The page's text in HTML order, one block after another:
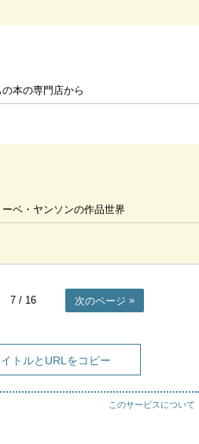
本の専門店から
ベ・ヤンソンの作品世界
7/ 16 次のページ
トルとURLをコピー
このサービスについて